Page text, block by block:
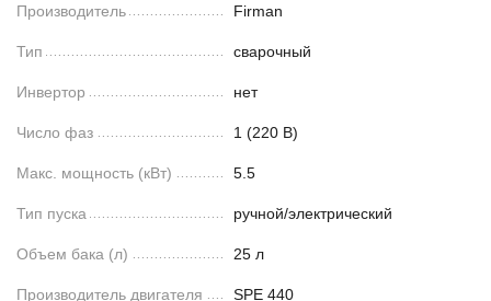
Производитель Firman
Тип сварочный
Инвертор нет
Число фаз 1 (220 В)
Макс. мощность (кВт) 5.5
Тип пуска ручной/электрический
Объем бака (л) 25 л
Производитель двигателя SPE 440